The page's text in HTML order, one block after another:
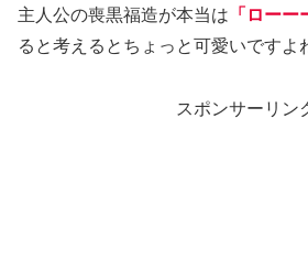
主人公の喪黒福造が本当は 「ローー
ると考えるとちょっと可愛いですよ
スポンサーリン